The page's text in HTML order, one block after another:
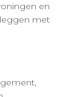
en
met